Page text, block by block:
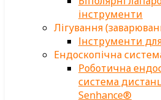
інструменти
Лігування
Інструменти
Ендоскопічна
Роботична
система
Senhance®